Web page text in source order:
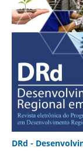
DRd -